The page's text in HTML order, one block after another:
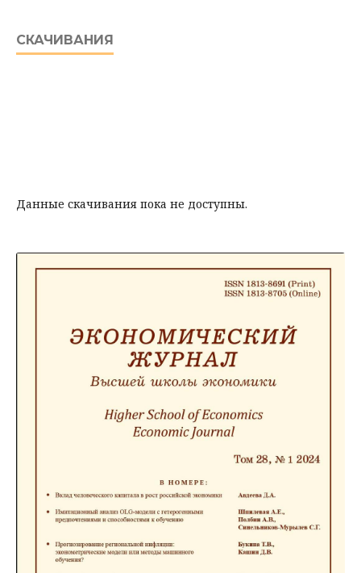
СКАЧИВАНИЯ
Данные скачивания пока не доступны.